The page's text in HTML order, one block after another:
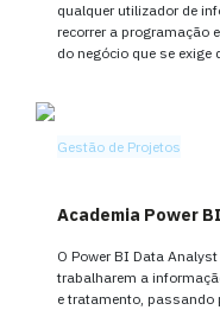
qualquer utilizador de
recorrer a programação
do negócio que se exige
Gestão de Projetos
Academia Power
O Power BI Data
trabalharem a
e tratamento, passando